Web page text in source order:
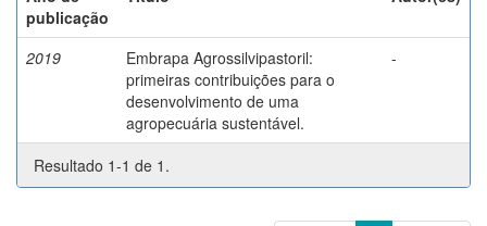
publicação
2019
Embrapa Agrossilvipastoril:
primeiras contribuições para o
desenvolvimento de uma
agropecuária sustentável.
-
Resultado 1-1 de 1.